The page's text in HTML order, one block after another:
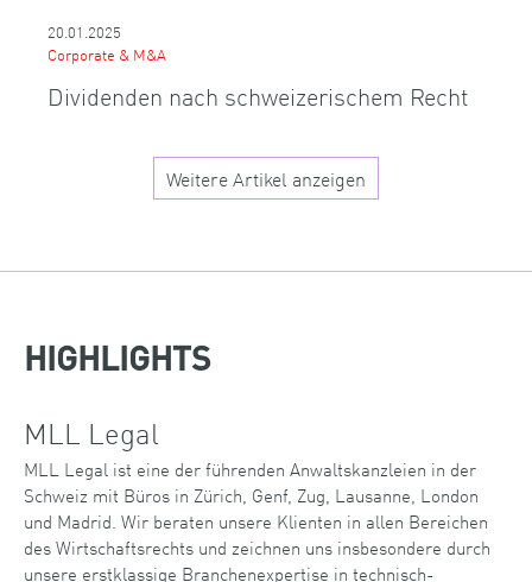
20.01.2025
Corporate & M&A
Dividenden nach schweizerischem Recht
Weitere Artikel anzeigen
HIGHLIGHTS
MLL Legal
MLL Legal ist eine der führenden Anwaltskanzleien in der
Schweiz mit Büros in Zürich, Genf, Zug, Lausanne, London
und Madrid. Wir beraten unsere Klienten in allen Bereichen
des Wirtschaftsrechts und zeichnen uns insbesondere durch
unsere erstklassige Branchenexpertise in technisch-